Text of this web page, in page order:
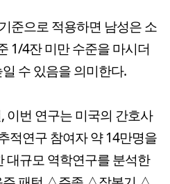
준으로 적용하면 남성은 소
1/4잔 미만 수준을 마시더
수 있음을 의미한다.
이번 연구는 미국의 간호사
적연구 참여자 약 14만명을
대규모 역학연구를 분석한